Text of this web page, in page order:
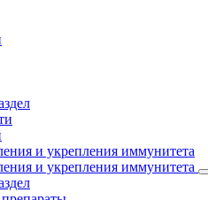
и укрепления иммунитета
и укрепления иммунитета